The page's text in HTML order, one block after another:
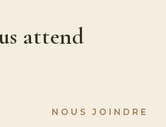
attend
NOUS JOINDRE